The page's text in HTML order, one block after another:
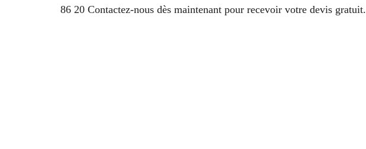
86 20 Contactez-nous dès maintenant pour recevoir votre devis gratuit.